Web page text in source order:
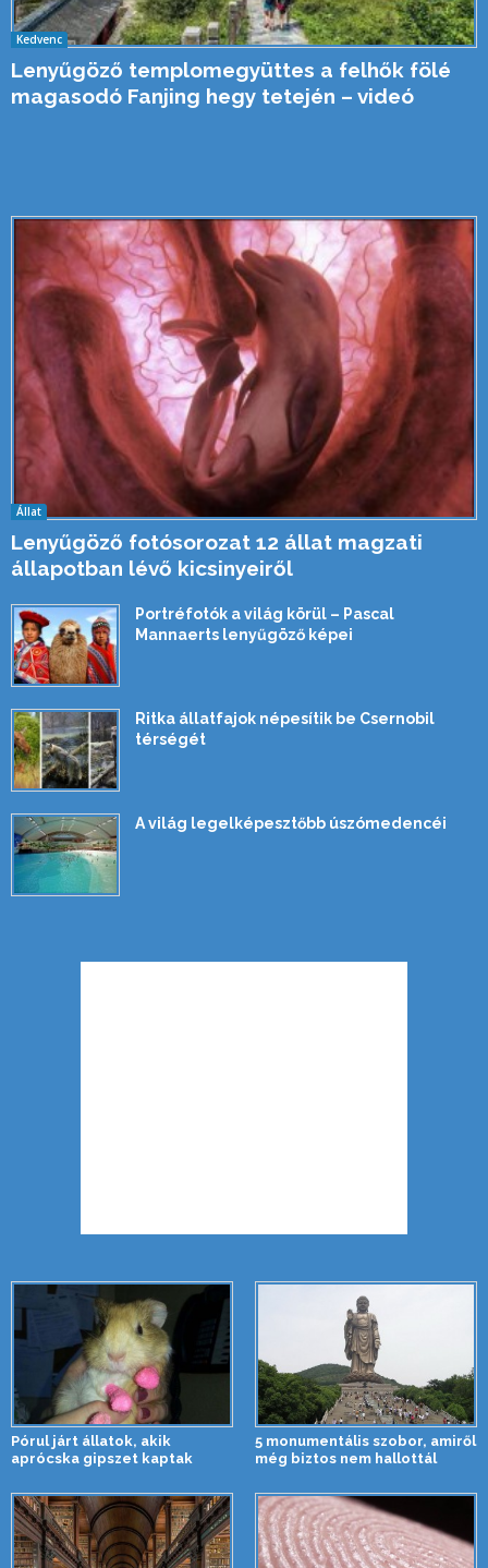
Kedvenc
Lenyűgöző templomegyüttes a felhők fölé
magasodó Fanjing hegy tetején – videó
Állat
Lenyűgöző fotósorozat 12 állat magzati
állapotban lévő kicsinyeiről
Portréfotók a világ körül – Pascal
Mannaerts lenyűgöző képei
Ritka állatfajok népesítik be Csernobil
térségét
A világ legelképesztőbb úszómedencéi
Pórul járt állatok, akik
aprócska gipszet kaptak
5 monumentális szobor, amiről
még biztos nem hallottál